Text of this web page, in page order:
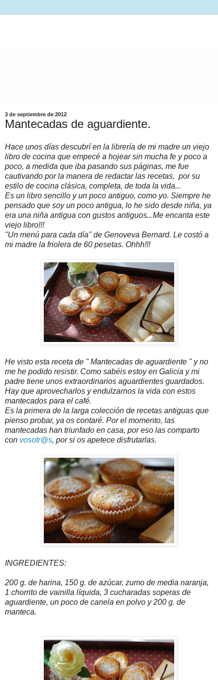
3 de septiembre de 2012
Mantecadas de aguardiente.
Hace unos días descubrí en la librería de mi madre un viejo
libro de cocina que empecé a hojear sin mucha fe y poco a
poco, a medida que iba pasando sus páginas, me fue
cautivando por la manera de redactar las recetas, por su
estilo de cocina clásica, completa, de toda la vida...
Es un libro sencillo y un poco antiguo, como yo. Siempre he
pensado que soy un poco antigua, lo he sido desde niña, ya
era una niña antigua con gustos antiguos...Me encanta este
viejo libro!!!
"Un menú para cada día" de Genoveva Bernard. Le costó a
mi madre la friolera de 60 pesetas. Ohhh!!!
He visto esta receta de " Mantecadas de aguardiente " y no
me he podido resistir. Como sabéis estoy en Galicia y mi
padre tiene unos extraordinarios aguardientes guardados.
Hay que aprovecharlos y endulzarnos la vida con estos
mantecados para el café.
Es la primera de la larga colección de recetas antiguas que
pienso probar, ya os contaré. Por el momento, las
mantecadas han triunfado en casa, por eso las comparto
con vosotr@s, por si os apetece disfrutarlas.
INGREDIENTES:
200 g. de harina, 150 g. de azúcar, zumo de media naranja,
1 chorrito de vainilla líquida, 3 cucharadas soperas de
aguardiente, un poco de canela en polvo y 200 g. de
manteca.